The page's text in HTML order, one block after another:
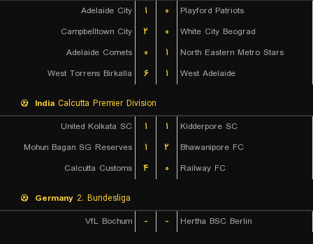
Adelaide City
۱ ۰
Playford Patriots
Campbelltown City
۲ ۰
White City Beograd
Adelaide Comets
۰ ۱
North Eastern Metro Stars
West Torrens Birkalla
۶ ۱ West Adelaide
India Calcutta Premier Division
United Kolkata SC
۱ ۱
Kidderpore SC
Mohun Bagan SG Reserves
۱ ۲
Bhawanipore FC
Calcutta Customs
۴ ۰ Railway FC
Germany 2. Bundesliga
VfL Bochum
- - Hertha BSC Berlin